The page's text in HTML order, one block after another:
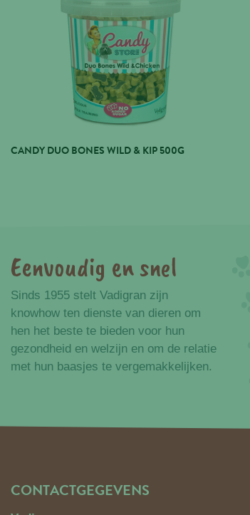
CANDY DUO BONES WILD & KIP 500G
Voordelen
Eenvoudig en snel
Sinds 1955 stelt Vadigran zijn
knowhow ten dienste van dieren om
hen het beste te bieden voor hun
gezondheid en welzijn en om de relatie
met hun baasjes te vergemakkelijken.
CONTACTGEGEVENS